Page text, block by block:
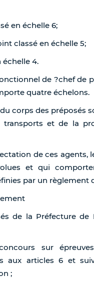
en échelle 6;
classé en échelle 5;
échelle 4.
de ?chef de
quatre échelons.
corps des préposés
transports et de la
de ces agents,
et qui
par un règlement
de la Préfecture de
sur
aux articles 6 et
;